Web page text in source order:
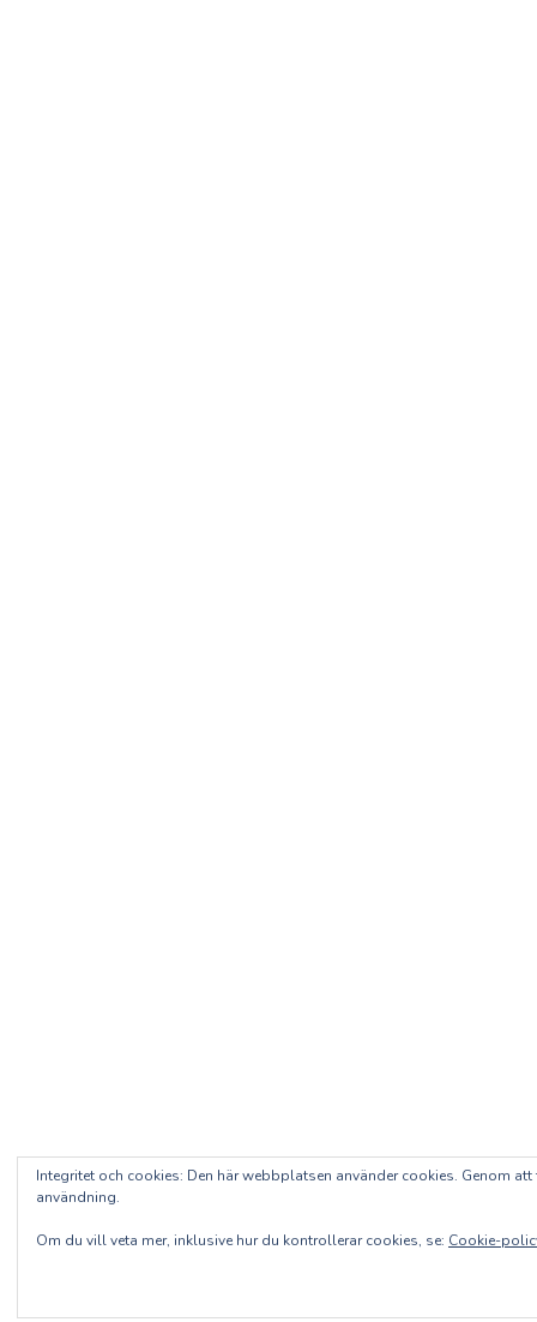
Integritet och cookies: Den här webbplatsen använder cookies. Genom
användning.
Om du vill veta mer, inklusive hur du kontrollerar cookies, se: Cookie-